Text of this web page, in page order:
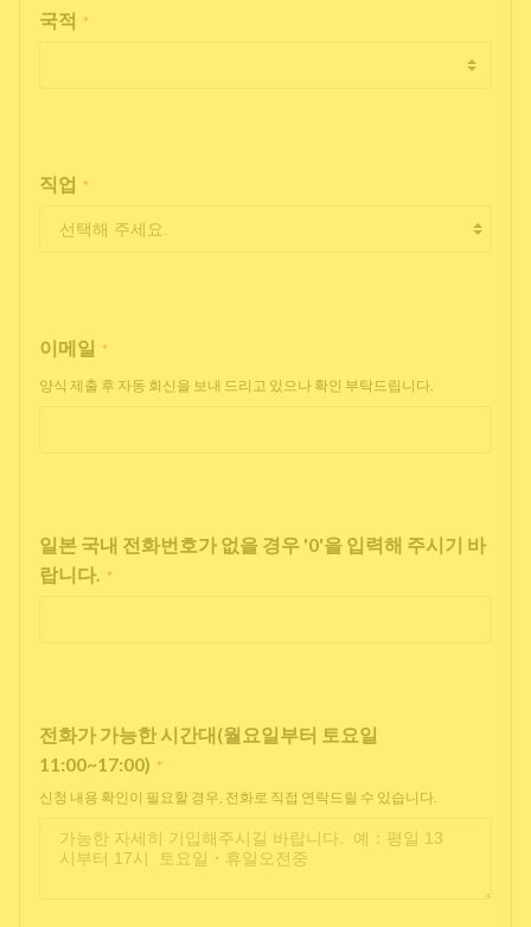
국적 *
직업 *
이메일 *
양식 제출 후 자동 회신을 보내 드리고 있으나 확인 부탁드립니다.
일본 국내 전화번호가 없을 경우 '0'을 입력해 주시기 바
랍니다. *
전화가 가능한 시간대(월요일부터 토요일
11:00~17:00) *
신청 내용 확인이 필요할 경우, 전화로 직접 연락드릴 수 있습니다.